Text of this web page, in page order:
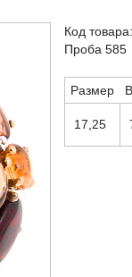
Код
Проба 585
Размер
17,25